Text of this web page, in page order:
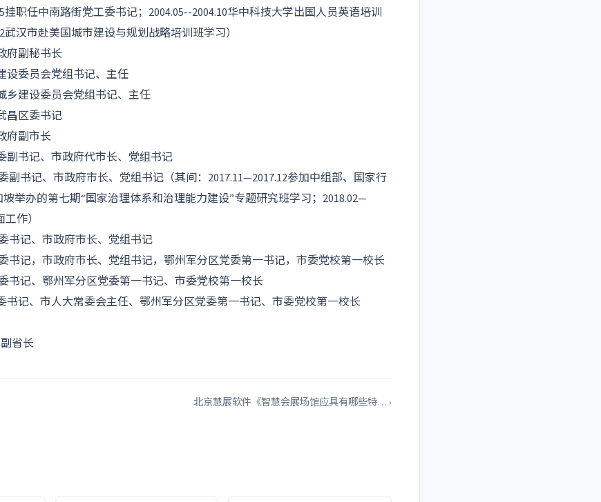
挂职任中南路街党工委书记；2004.05--2004.10华中科技大学出国人员英语培训
武汉市赴美国城市建设与规划战略培训班学习）
府副秘书长
设委员会党组书记、主任
乡建设委员会党组书记、主任
昌区委书记
府副市长
副书记、市政府代市长、党组书记
副书记、市政府市长、党组书记（其间：2017.11—2017.12参加中组部、国家行
举办的第七期“国家治理体系和治理能力建设”专题研究班学习；2018.02—
作）
书记、市政府市长、党组书记
委书记，市政府市长、党组书记，鄂州军分区党委第一书记，市委党校第一校长
委书记、鄂州军分区党委第一书记、市委党校第一校长
书记、市人大常委会主任、鄂州军分区党委第一书记、市委党校第一校长
省长
北京慧展软件《智慧会展场馆应具有哪些特… ›